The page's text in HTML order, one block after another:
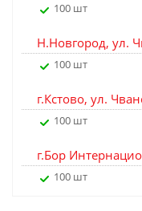
100 шт
Н.Новгород, ул.
100 шт
г.Кстово, ул.
100 шт
г.Бор
100 шт